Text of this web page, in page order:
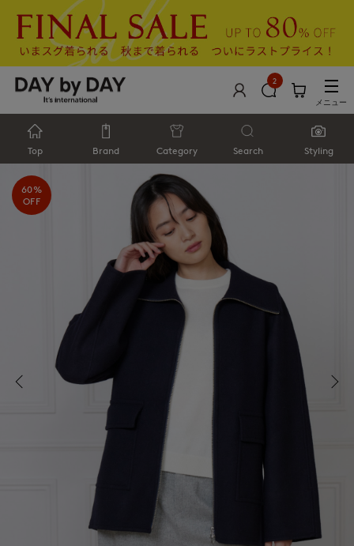
2
メニュー
Top Brand Category Search Styling
60%
OFF